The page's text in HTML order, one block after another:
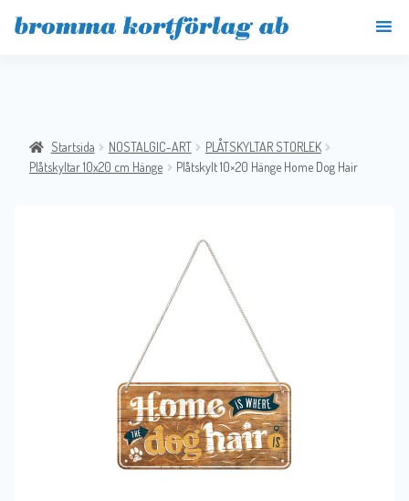
Startsida NOSTALGIC-ART
PLÅTSKYLTAR STORLEK
Plåtskyltar 10x20 cm Hänge
Plåtskylt 10×20 Hänge Home Dog Hair